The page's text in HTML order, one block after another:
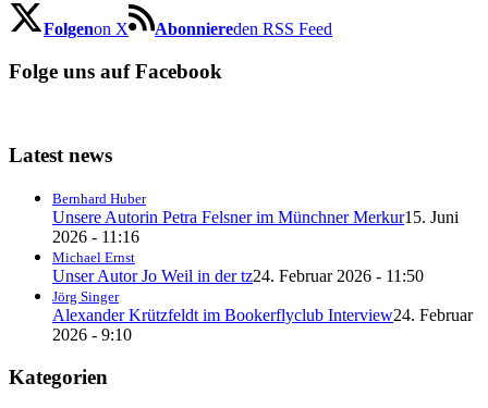
Folgenon X Abonniereden RSS Feed
Folge uns auf Facebook
Latest news
Bernhard Huber
Unsere Autorin Petra Felsner im Münchner Merkur15. Juni
2026 - 11:16
Michael Ernst
Unser Autor Jo Weil in der tz24. Februar 2026 - 11:50
Jörg Singer
Alexander Krützfeldt im Bookerflyclub Interview24. Februar
2026 - 9:10
Kategorien